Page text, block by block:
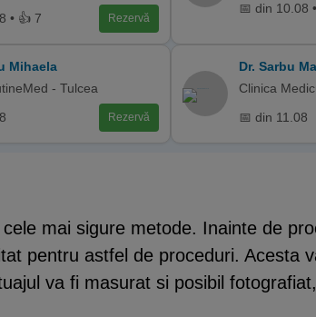
• 👍 7 Rezervă
📅 din 10.08
Mihaela
- Tulcea
Rezervă
Dr. Sarbu
Clinica
📅 din 11.08
mai sigure metode. Inainte de
pentru astfel de proceduri. Acesta
va fi masurat si posibil